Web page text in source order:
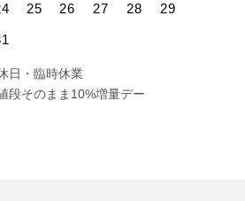
25 26 27 28 29
日・臨時休業
段そのまま10%増量デー